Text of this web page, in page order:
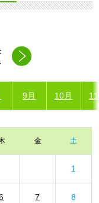
9月 10月
金 土
1
7 8